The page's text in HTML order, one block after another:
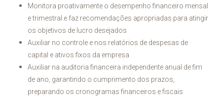
Monitora proativamente o desempenho financeiro mensal
e trimestral e faz recomendações apropriadas para atingir
os objetivos de lucro desejados
Auxiliar no controle e nos relatórios de despesas de
capital e ativos fixos da empresa
Auxiliar na auditoria financeira independente anual de fim
de ano, garantindo o cumprimento dos prazos,
preparando os cronogramas financeiros e fiscais